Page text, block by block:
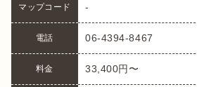
マップコード -
電話 06-4394-8467
料金 33,400円〜